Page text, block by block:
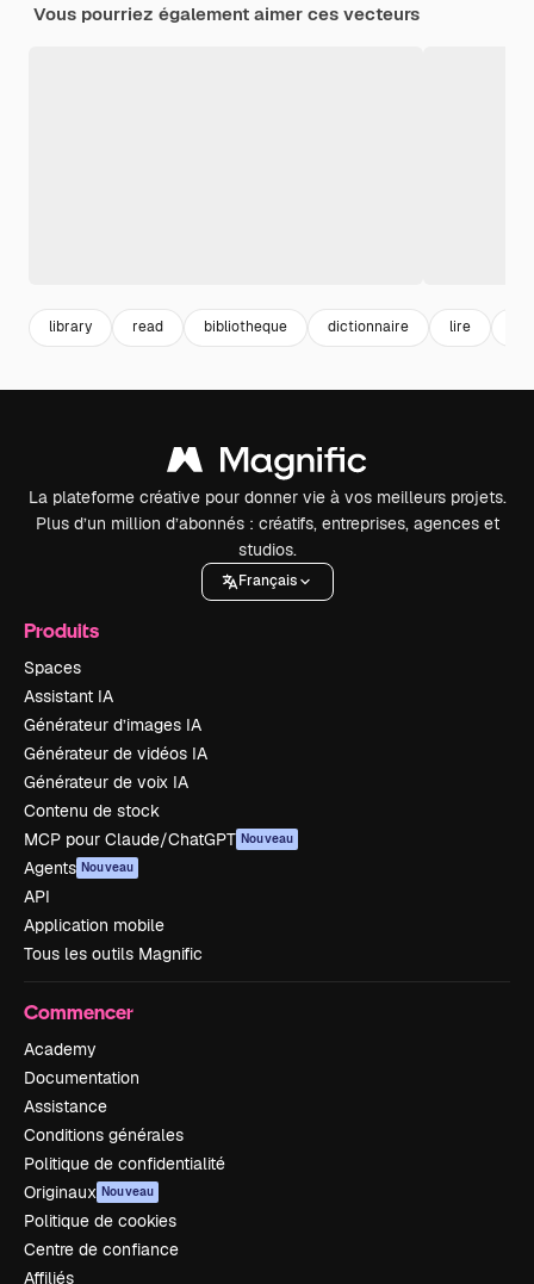
Vous pourriez également aimer ces vecteurs
library read bibliotheque dictionnaire lire
La plateforme créative pour donner vie à vos meilleurs projets.
Plus d’un million d’abonnés : créatifs, entreprises, agences et
studios.
Français
Produits
Spaces
Assistant IA
Générateur d’images IA
Générateur de vidéos IA
Générateur de voix IA
Contenu de stock
MCP pour Claude/ChatGPT Nouveau
Agents Nouveau
API
Application mobile
Tous les outils Magnific
Commencer
Academy
Documentation
Assistance
Conditions générales
Politique de confidentialité
Originaux Nouveau
Politique de cookies
Centre de confiance
Affiliés